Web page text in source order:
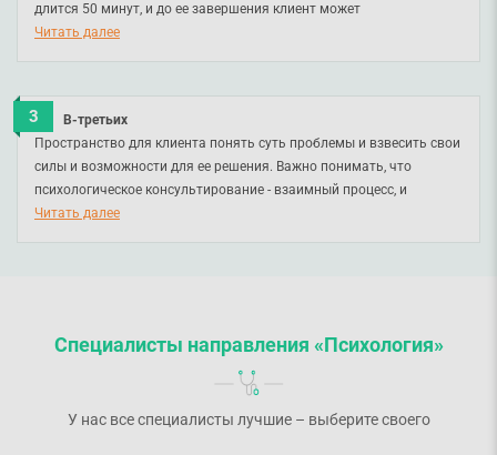
длится 50 минут, и до ее завершения клиент может
сориентироваться в своих последующих шагах при решении
Читать далее
В-третьих
Пространство для клиента понять суть проблемы и взвесить свои
силы и возможности для ее решения. Важно понимать, что
психологическое консультирование - взаимный процесс, и
ответственность за результат должна разделяться между
Читать далее
Специалисты направления «Психология»
У нас все специалисты лучшие – выберите своего